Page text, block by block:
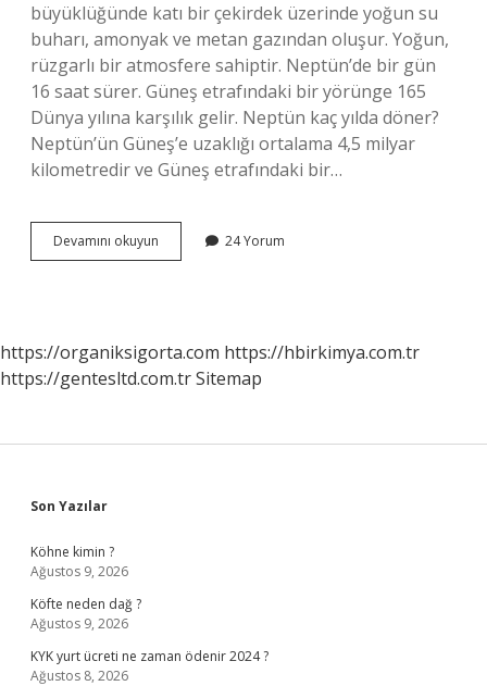
büyüklüğünde katı bir çekirdek üzerinde yoğun su
buharı, amonyak ve metan gazından oluşur. Yoğun,
rüzgarlı bir atmosfere sahiptir. Neptün’de bir gün
16 saat sürer. Güneş etrafındaki bir yörünge 165
Dünya yılına karşılık gelir. Neptün kaç yılda döner?
Neptün’ün Güneş’e uzaklığı ortalama 4,5 milyar
kilometredir ve Güneş etrafındaki bir…
Devamını okuyun
Ile
24 Yorum
https://organiksigorta.com https://hbirkimya.com.tr
https://gentesltd.com.trSitemap
Sidebar
Son Yazılar
Köhne kimin ?
Ağustos 9, 2026
Köfte neden dağ ?
Ağustos 9, 2026
KYK yurt ücreti ne zaman ödenir 2024 ?
Ağustos 8, 2026